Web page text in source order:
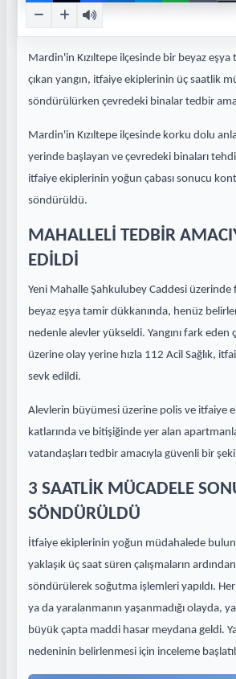
Mardin'in Kızıltepe ilçesinde bir beyaz
çıkan yangın, itfaiye ekiplerinin üç saatlik
söndürülürken çevredeki binalar tedbir
Mardin'in Kızıltepe ilçesinde korku dolu
yerinde başlayan ve çevredeki binaları
itfaiye ekiplerinin yoğun çabası sonucu
söndürüldü.
MAHALLELİ TEDBİR
EDİLDİ
Yeni Mahalle Şahkulubey Caddesi
beyaz eşya tamir dükkanında, henüz
nedenle alevler yükseldi. Yangını fark eden
üzerine olay yerine hızla 112 Acil Sağlık,
sevk edildi.
Alevlerin büyümesi üzerine polis ve itfaiye
katlarında ve bitişiğinde yer alan
vatandaşları tedbir amacıyla güvenli bir
3 SAATLİK MÜCADELE
SÖNDÜRÜLDÜ
İtfaiye ekiplerinin yoğun müdahalede
yaklaşık üç saat süren çalışmaların
söndürülerek soğutma işlemleri yapıldı.
ya da yaralanmanın yaşanmadığı olayda,
büyük çapta maddi hasar meydana geldi.
nedeninin belirlenmesi için inceleme